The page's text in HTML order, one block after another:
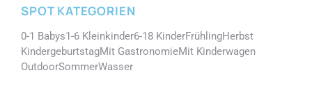
SPOT KATEGORIEN
0-1 Babys1-6 Kleinkinder6-18 KinderFrühlingHerbst
KindergeburtstagMit GastronomieMit Kinderwagen
OutdoorSommerWasser